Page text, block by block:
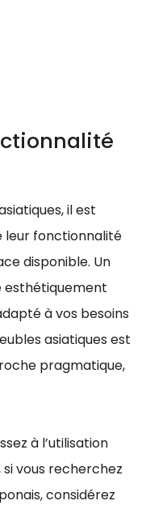
il est
leur fonctionnalité
disponible. Un
esthétiquement
à vos besoins
asiatiques est
pragmatique,
à l’utilisation
vous recherchez
considérez